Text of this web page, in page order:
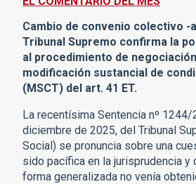
Cambio de convenio colectivo -
Tribunal Supremo confirma la
al procedimiento de
modificación sustancial de
(MSCT) del art. 41 ET.
La recentísima Sentencia nº
diciembre de 2025, del Tribunal
Social) se pronuncia sobre una
sido pacífica en la jurisprudencia y
forma generalizada no venía